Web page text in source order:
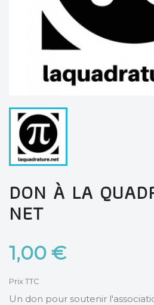
DON À LA
NET
1,00 €
Prix TTC
Un don pour soutenir